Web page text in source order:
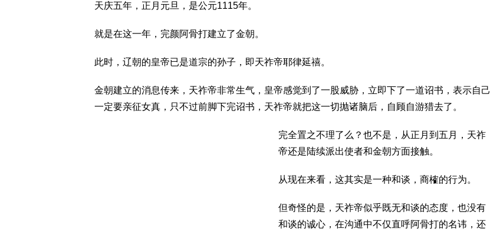
天庆五年，正月元旦，是公元1115年。
就是在这一年，完颜阿骨打建立了金朝。
此时，辽朝的皇帝已是道宗的孙子，即天祚帝耶律延禧。
金朝建立的消息传来，天祚帝非常生气，皇帝感觉到了一股威胁，立即下了一道诏书，表示自己
一定要亲征女真，只不过前脚下完诏书，天祚帝就把这一切抛诸脑后，自顾自游猎去了。
完全置之不理了么？也不是，从正月到五月，天祚
帝还是陆续派出使者和金朝方面接触。
从现在来看，这其实是一种和谈，商榷的行为。
但奇怪的是，天祚帝似乎既无和谈的态度，也没有
和谈的诚心，在沟通中不仅直呼阿骨打的名讳，还